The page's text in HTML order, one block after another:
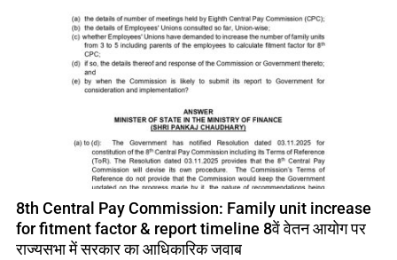
8th Central Pay Commission: Family unit increase
for fitment factor & report timeline 8वें वेतन आयोग पर
राज्यसभा में सरकार का आधिकारिक जवाब